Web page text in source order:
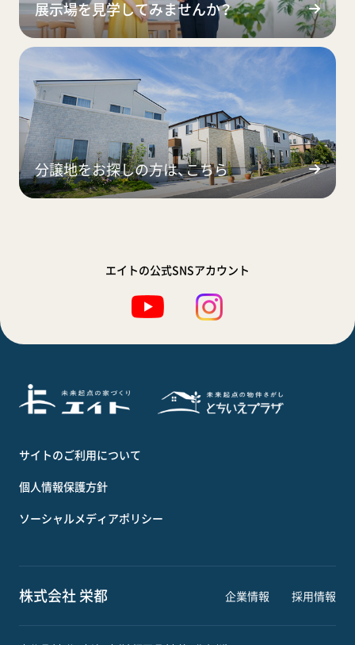
展示場を見学してみませんか？
分譲地をお探しの方は、こちら
エイトの公式SNSアカウント
サイトのご利用について
個人情報保護方針
ソーシャルメディアポリシー
株式会社 栄都 企業情報 採用情報